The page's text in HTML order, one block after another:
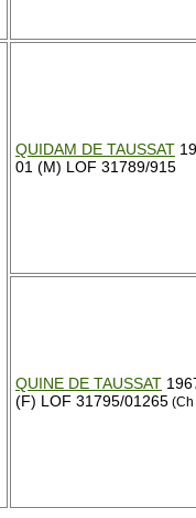
QUIDAM DE TAUSSAT
01 (M) LOF 31789/915
QUINE DE TAUSSAT
(F) LOF 31795/01265 (Ch